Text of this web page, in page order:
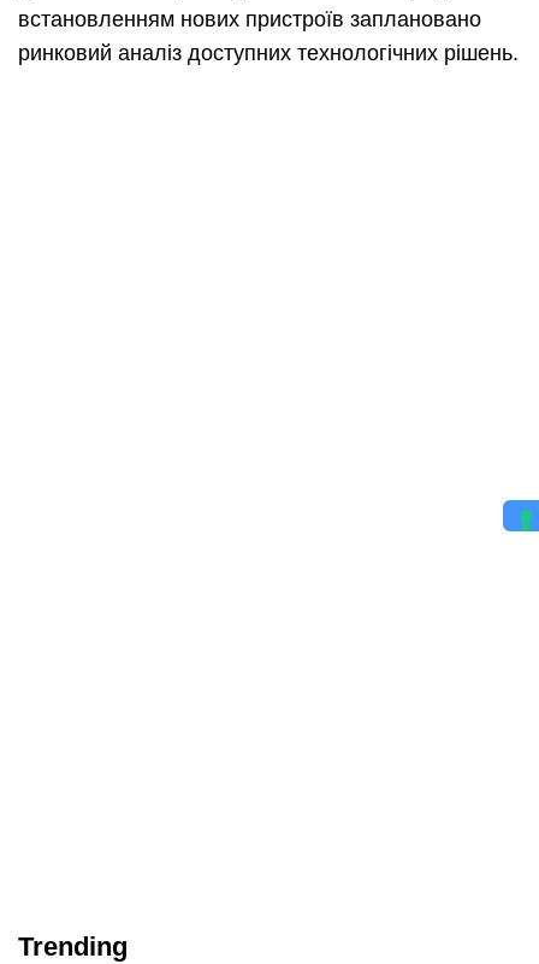
встановленням нових пристроїв заплановано
ринковий аналіз доступних технологічних рішень.
Trending